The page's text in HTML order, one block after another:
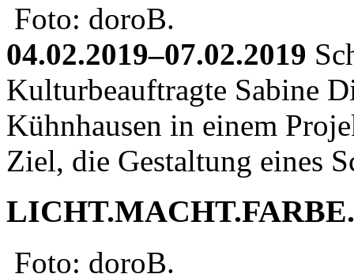
Foto: doroB.
04.02.2019–07.02.2019
Kulturbeauftragte Sabine
Kühnhausen in einem
Ziel, die Gestaltung eines
Foto: doroB.